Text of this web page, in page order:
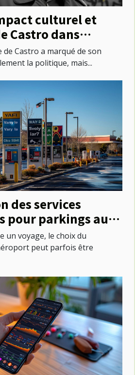
culturel et
Castro dans
Castro a marqué de son
la politique, mais...
des services
pour parkings aux
un voyage, le choix du
peut parfois être